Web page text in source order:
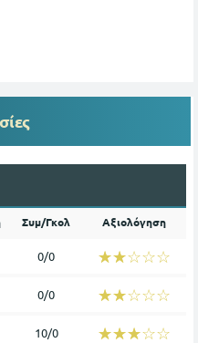
Συμ/Γκολ Αξιολόγηση
0/0 ☆☆☆☆☆
★★★★★
0/0 ☆☆☆☆☆
★★★★★
10/0 ☆☆☆☆☆
★★★★★